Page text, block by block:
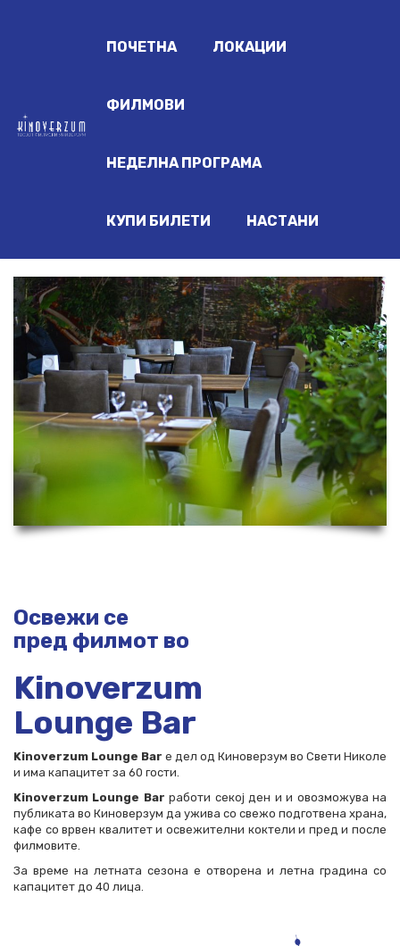
ПОЧЕТНА ЛОКАЦИИ
ФИЛМОВИ
НЕДЕЛНА ПРОГРАМА
КУПИ БИЛЕТИ НАСТАНИ
Освежи се
пред филмот во
Kinoverzum
Lounge Bar
Kinoverzum Lounge Bar е дел од Киноверзум во Свети Николе
и има капацитет за 60 гости.
Kinoverzum Lounge Bar работи секој ден и и овозможува на
публиката во Киноверзум да ужива со свежо подготвена храна,
кафе со врвен квалитет и освежителни коктели и пред и после
филмовите.
За време на летната сезона е отворена и летна градина со
капацитет до 40 лица.